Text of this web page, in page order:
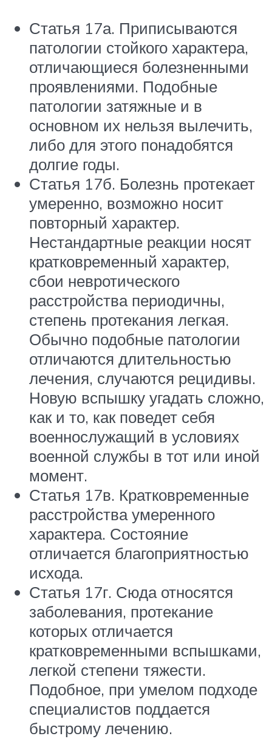
Статья 17а. Приписываются
патологии стойкого характера,
отличающиеся болезненными
проявлениями. Подобные
патологии затяжные и в
основном их нельзя вылечить,
либо для этого понадобятся
долгие годы.
Статья 17б. Болезнь протекает
умеренно, возможно носит
повторный характер.
Нестандартные реакции носят
кратковременный характер,
сбои невротического
расстройства периодичны,
степень протекания легкая.
Обычно подобные патологии
отличаются длительностью
лечения, случаются рецидивы.
Новую вспышку угадать сложно,
как и то, как поведет себя
военнослужащий в условиях
военной службы в тот или иной
момент.
Статья 17в. Кратковременные
расстройства умеренного
характера. Состояние
отличается благоприятностью
исхода.
Статья 17г. Сюда относятся
заболевания, протекание
которых отличается
кратковременными вспышками,
легкой степени тяжести.
Подобное, при умелом подходе
специалистов поддается
быстрому лечению.